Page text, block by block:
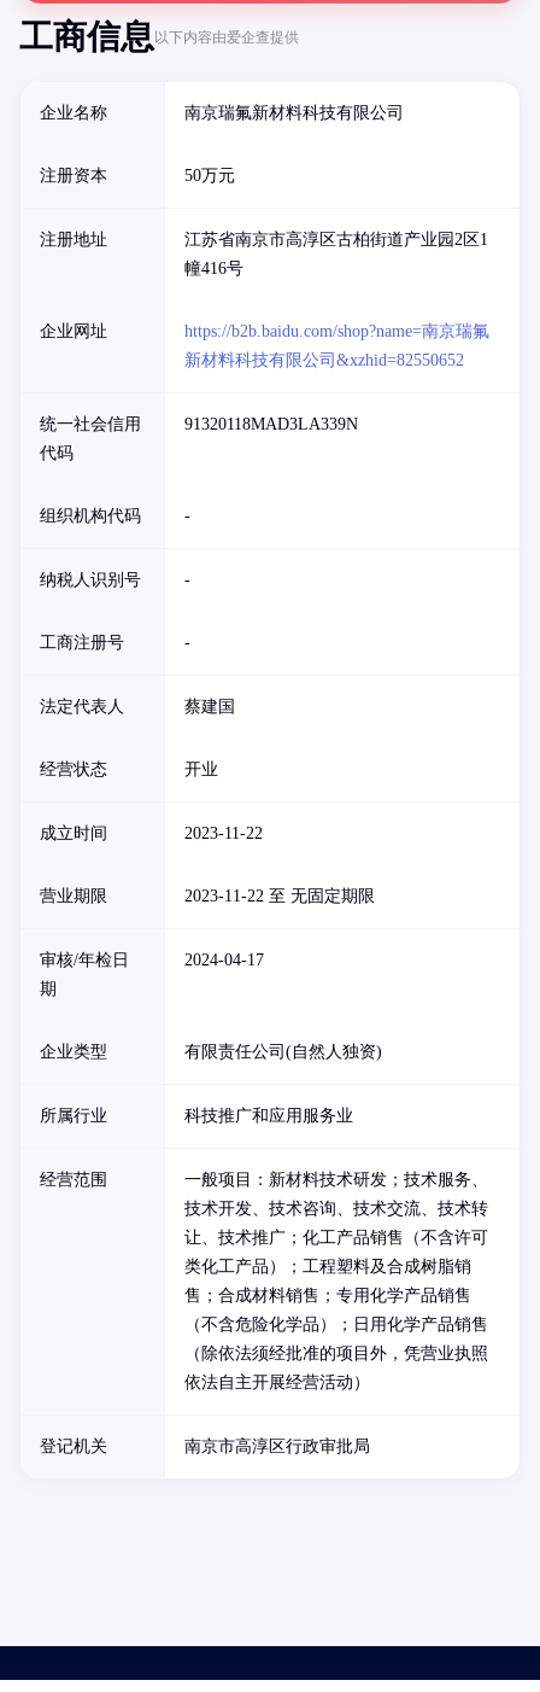
工商信息以下内容由爱企查提供
企业名称 南京瑞氟新材料科技有限公司
注册资本 50万元
注册地址
江苏省南京市高淳区古柏街道产业园2区1
幢416号
企业网址
https://b2b.baidu.com/shop?name=南京瑞氟
新材料科技有限公司&xzhid=82550652
统一社会信用
代码
91320118MAD3LA339N
组织机构代码 -
纳税人识别号 -
工商注册号 -
法定代表人 蔡建国
经营状态 开业
成立时间 2023-11-22
营业期限 2023-11-22 至 无固定期限
审核/年检日
期
2024-04-17
企业类型 有限责任公司(自然人独资)
所属行业 科技推广和应用服务业
经营范围
一般项目：新材料技术研发；技术服务、
技术开发、技术咨询、技术交流、技术转
让、技术推广；化工产品销售（不含许可
类化工产品）；工程塑料及合成树脂销
售；合成材料销售；专用化学产品销售
（不含危险化学品）；日用化学产品销售
（除依法须经批准的项目外，凭营业执照
依法自主开展经营活动）
登记机关 南京市高淳区行政审批局